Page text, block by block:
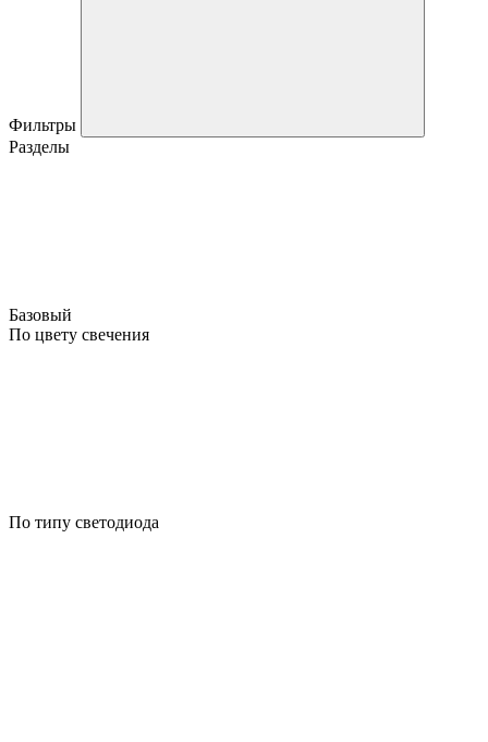
Фильтры
Разделы
Базовый
По цвету свечения
По типу светодиода